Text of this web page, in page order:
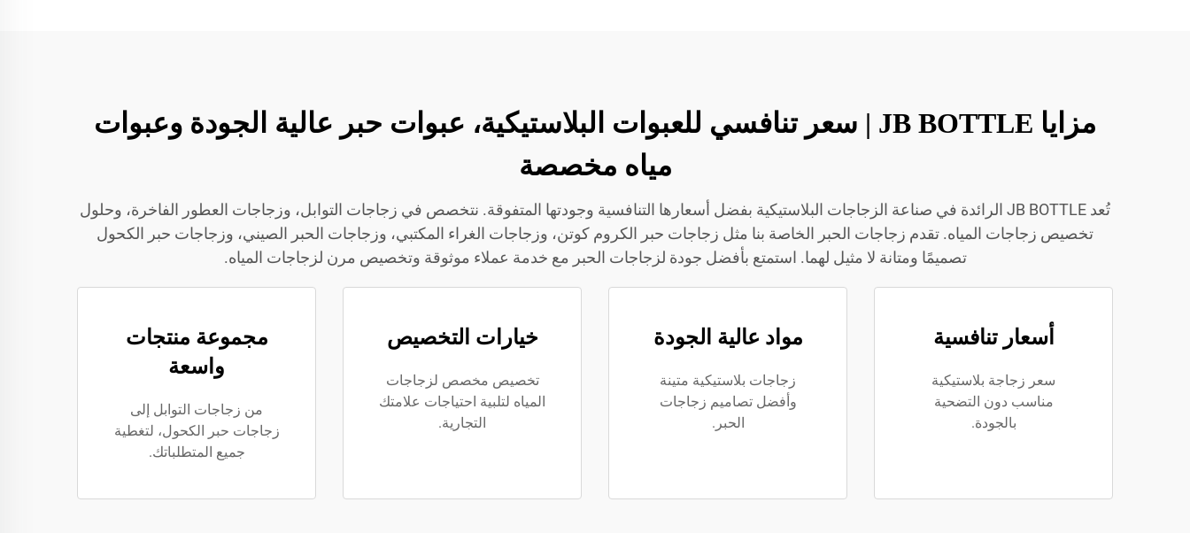
مزايا JB BOTTLE | سعر تنافسي للعبوات البلاستيكية، عبوات حبر عالية الجودة وعبوات
مياه مخصصة
تُعد JB BOTTLE الرائدة في صناعة الزجاجات البلاستيكية بفضل أسعارها التنافسية وجودتها المتفوقة. نتخصص في زجاجات التوابل، وزجاجات العطور الفاخرة، وحلول
تخصيص زجاجات المياه. تقدم زجاجات الحبر الخاصة بنا مثل زجاجات حبر الكروم كوتن، وزجاجات الغراء المكتبي، وزجاجات الحبر الصيني، وزجاجات حبر الكحول
تصميمًا ومتانة لا مثيل لهما. استمتع بأفضل جودة لزجاجات الحبر مع خدمة عملاء موثوقة وتخصيص مرن لزجاجات المياه.
أسعار تنافسية
سعر زجاجة بلاستيكية
مناسب دون التضحية
بالجودة.
مواد عالية الجودة
زجاجات بلاستيكية متينة
وأفضل تصاميم زجاجات
الحبر.
خيارات التخصيص
تخصيص مخصص لزجاجات
المياه لتلبية احتياجات علامتك
التجارية.
مجموعة منتجات
واسعة
من زجاجات التوابل إلى
زجاجات حبر الكحول، لتغطية
جميع المتطلباتك.